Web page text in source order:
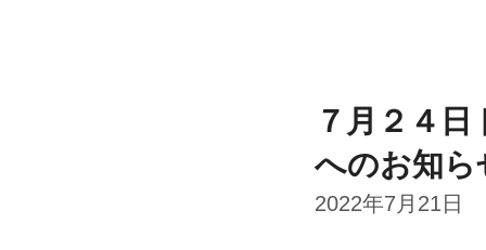
７月２４
へのお知ら
2022年7月21日